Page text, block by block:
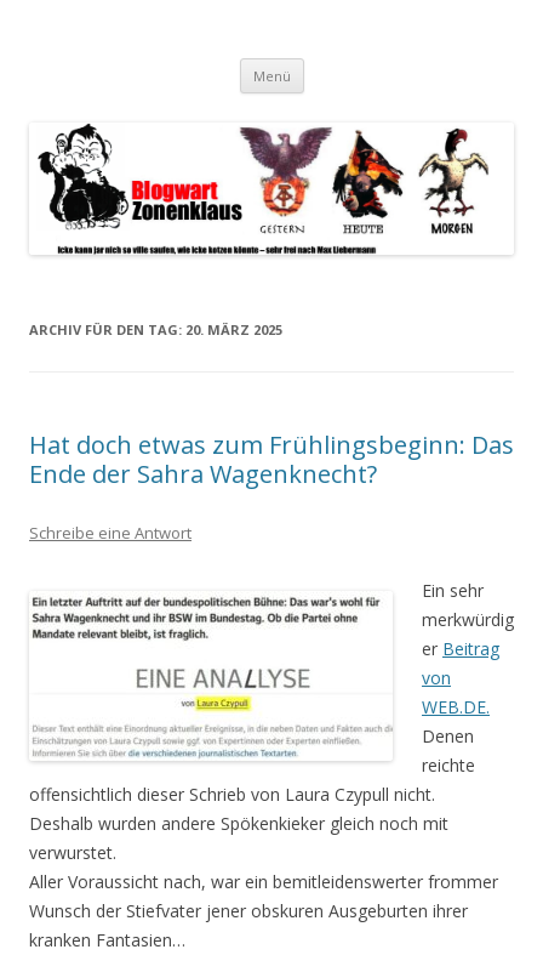
spiegeln im wesentlichen den Gesundheitszustand dieser unserer
Menü Zum
springen
ARCHIV FÜR DEN TAG: 20. MÄRZ 2025
Hat doch etwas zum Frühlingsbeginn: Das
Ende der Sahra Wagenknecht?
Schreibe eine Antwort
Ein sehr
merkwürdig
er Beitrag
von
WEB.DE.
Denen
reichte
offensichtlich dieser Schrieb von Laura Czypull nicht.
Deshalb wurden andere Spökenkieker gleich noch mit
verwurstet.
Aller Voraussicht nach, war ein bemitleidenswerter frommer
Wunsch der Stiefvater jener obskuren Ausgeburten ihrer
kranken Fantasien…